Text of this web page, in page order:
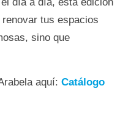
tus espacios
sino que
aquí: Catálogo